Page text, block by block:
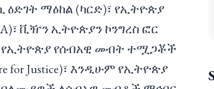
ማዕከል (ካርድ)፣ የኢትዮጵያ
ቪዥን ኢትዮጵያን ኮንግረስ ፎር
የኢትዮጵያ የሰብአዊ መብት ተሟጋቾች
for Justice)፣ እንዲሁም የኢትዮጵያ